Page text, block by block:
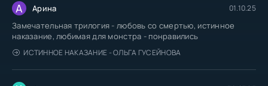
А Арина 01.10.25
Замечательная трилогия - любовь со смертью, истинное
наказание, любимая для монстра - понравились
ИСТИННОЕ НАКАЗАНИЕ - ОЛЬГА ГУСЕЙНОВА